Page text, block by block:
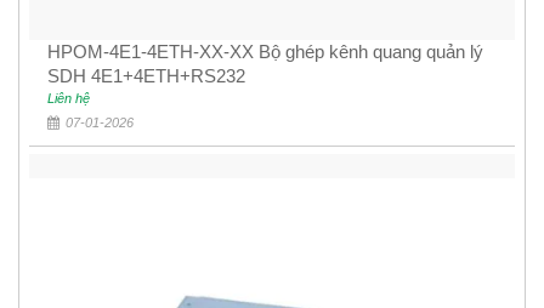
HPOM-4E1-4ETH-XX-XX Bộ ghép kênh quang quản lý
SDH 4E1+4ETH+RS232
Liên hệ
07-01-2026